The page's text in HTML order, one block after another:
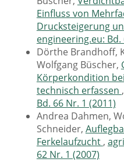
Einfluss von
Drucksteigerung
engineering.eu: Bd.
Dörthe Brandhoff,
Wolfgang Büscher,
Körperkondition
technisch erfassen ,
Bd. 66 Nr. 1 (2011)
Andrea Dahmen,
Schneider,
Ferkelaufzucht ,
62 Nr. 1 (2007)